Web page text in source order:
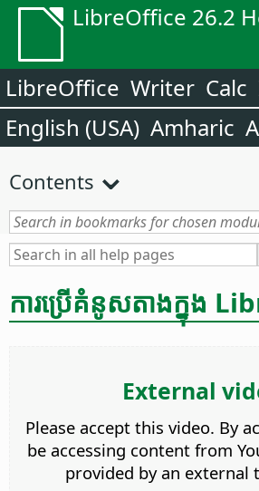
LibreOffice 26.2
LibreOffice Writer Calc
English (USA) Amharic
Contents
ការ​ប្រើ​គំនូស​តាង​ក្នុង​
External
Please accept this video. By
be accessing content from
provided by an external